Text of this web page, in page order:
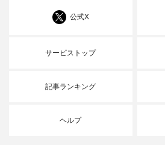
公式X
サービストップ
記事ランキング
ヘルプ